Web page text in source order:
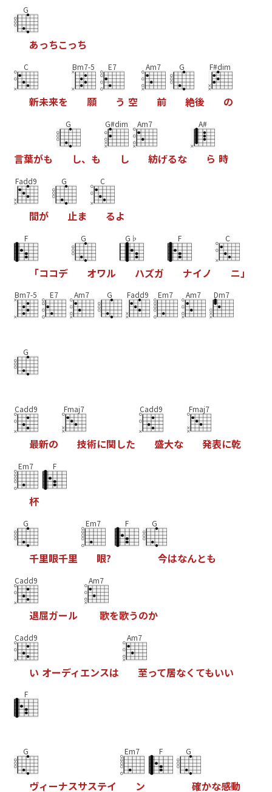
G
あっちこっち
C
新未来を
Bm7-5
願
E7
う 空
Am7
前
G
絶後
F#dim
の
言葉がも
G
し、 も
G#dim
し
Am7
紡げるな
A#
ら 時
Fadd9
間が
G
止ま
C
るよ
F
「ココデ
G
オワル
G♭
ハズガ
F
ナイノ
C
ニ」
Bm7-5 E7 Am7 G Fadd9 Em7 Am7 Dm7
G
Cadd9
最新の
Fmaj7
技術に関した
Cadd9
盛大な
Fmaj7
発表に乾
Em7
杯
F
G
千里眼千里
Em7
眼?
F G
今はなんとも
Cadd9
退屈ガール
Am7
歌を歌うのか
Cadd9
い オーディエンスは
Am7
至って居なく てもいい
F
G
ヴィーナスサステイ
Em7
ン
F G
確かな感動